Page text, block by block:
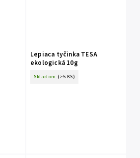
Lepiaca tyčinka TESA
ekologická 10g
Skladom (>5 KS)